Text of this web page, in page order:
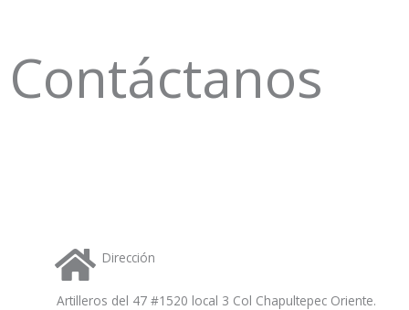
Contáctanos
Dirección
Artilleros del 47 #1520 local 3 Col Chapultepec Oriente.